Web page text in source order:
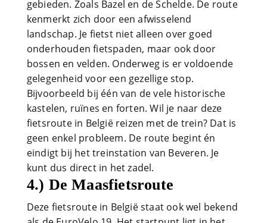
gebieden. Zoals Bazel en de Schelde. De route
kenmerkt zich door een afwisselend
landschap. Je fietst niet alleen over goed
onderhouden fietspaden, maar ook door
bossen en velden. Onderweg is er voldoende
gelegenheid voor een gezellige stop.
Bijvoorbeeld bij één van de vele historische
kastelen, ruïnes en forten. Wil je naar deze
fietsroute in België reizen met de trein? Dat is
geen enkel probleem. De route begint én
eindigt bij het treinstation van Beveren. Je
kunt dus direct in het zadel.
4.) De Maasfietsroute
Deze fietsroute in België staat ook wel bekend